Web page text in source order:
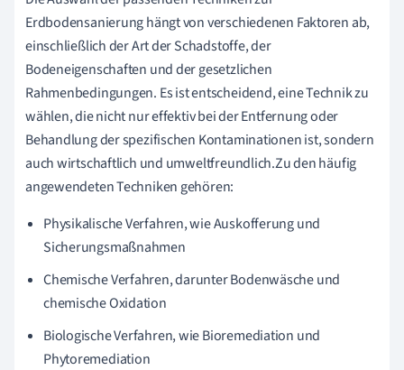
Erdbodensanierung hängt von verschiedenen Faktoren ab,
einschließlich der Art der Schadstoffe, der
Bodeneigenschaften und der gesetzlichen
Rahmenbedingungen. Es ist entscheidend, eine Technik zu
wählen, die nicht nur effektiv bei der Entfernung oder
Behandlung der spezifischen Kontaminationen ist, sondern
auch wirtschaftlich und umweltfreundlich.Zu den häufig
angewendeten Techniken gehören:
Physikalische Verfahren, wie Auskofferung und
Sicherungsmaßnahmen
Chemische Verfahren, darunter Bodenwäsche und
chemische Oxidation
Biologische Verfahren, wie Bioremediation und
Phytoremediation